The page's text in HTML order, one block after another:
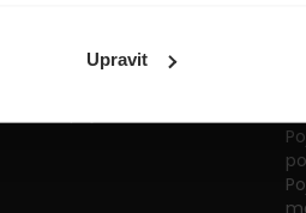
Upravit
Informace